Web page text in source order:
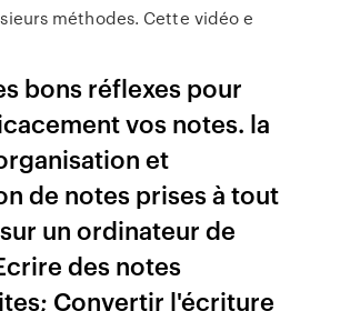
méthodes. Cette vidéo e
bons réflexes pour
vos notes. la
et
de notes prises à tout
un ordinateur de
des notes
Convertir l'écriture